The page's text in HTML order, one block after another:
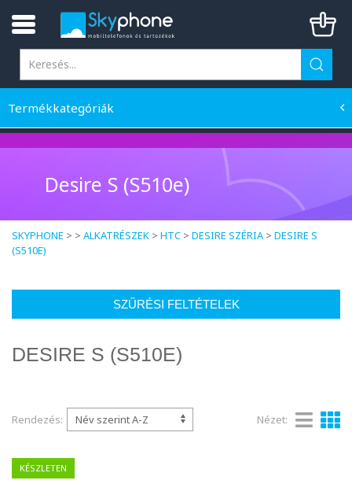
Termékkategóriák
Desire S (S510e)
SKYPHONE > > ALKATRÉSZEK > HTC > DESIRE SZÉRIA> DESIRE S
(S510E)
SZŰRÉSI FELTÉTELEK
DESIRE S (S510E)
Rendezés: Nézet:
KÉSZLETEN